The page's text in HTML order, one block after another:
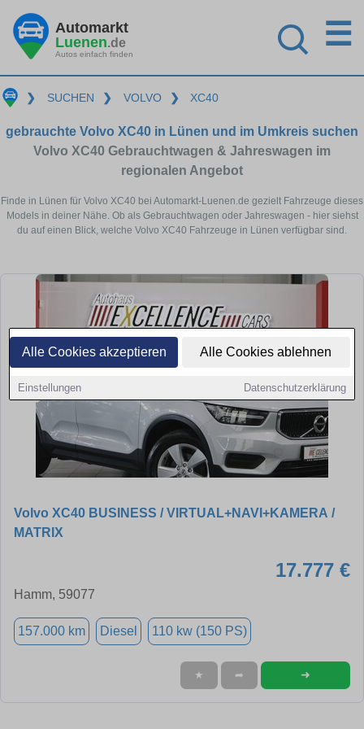
Alle Cookies akzeptieren Alle Cookies ablehnen
Einstellungen Datenschutzerklärung
Automarkt
Luenen.de
Autos einfach finden
☰
❯ SUCHEN ❯ VOLVO ❯ XC40
gebrauchte Volvo XC40 in Lünen und im Umkreis suchen
Volvo XC40 Gebrauchtwagen & Jahreswagen im
regionalen Angebot
Finde in Lünen für Volvo XC40 bei Automarkt-Luenen.de gezielt Fahrzeuge dieses
Models in deiner Nähe. Ob als Gebrauchtwagen oder Jahreswagen - hier siehst
du auf einen Blick, welche Volvo XC40 Fahrzeuge in Lünen verfügbar sind.
Volvo XC40 BUSINESS / VIRTUAL+NAVI+KAMERA /
MATRIX
17.777 €
Hamm, 59077
157.000 km Diesel 110 kw (150 PS)
★ ➦ ➜